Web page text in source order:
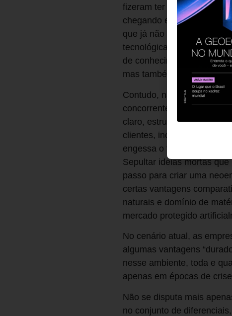
fizeram ter sucesso. Ao
chegando e responderam
que já não servem mais,
tecnológica, pelos novos
de conhecimento. E aí
mas também de milhares
Contudo, não são apenas
concorrente muitas vezes
claro, estruturas
clientes, incapacidade de
engessa o funcionamento
Sepultar ideias mortas
passo para criar uma
certas vantagens
naturais e domínio de
mercado protegido
No cenário atual, as
algumas vantagens
nesse ambiente, toda e
apenas em épocas de
Não se disputa mais
no conjunto de